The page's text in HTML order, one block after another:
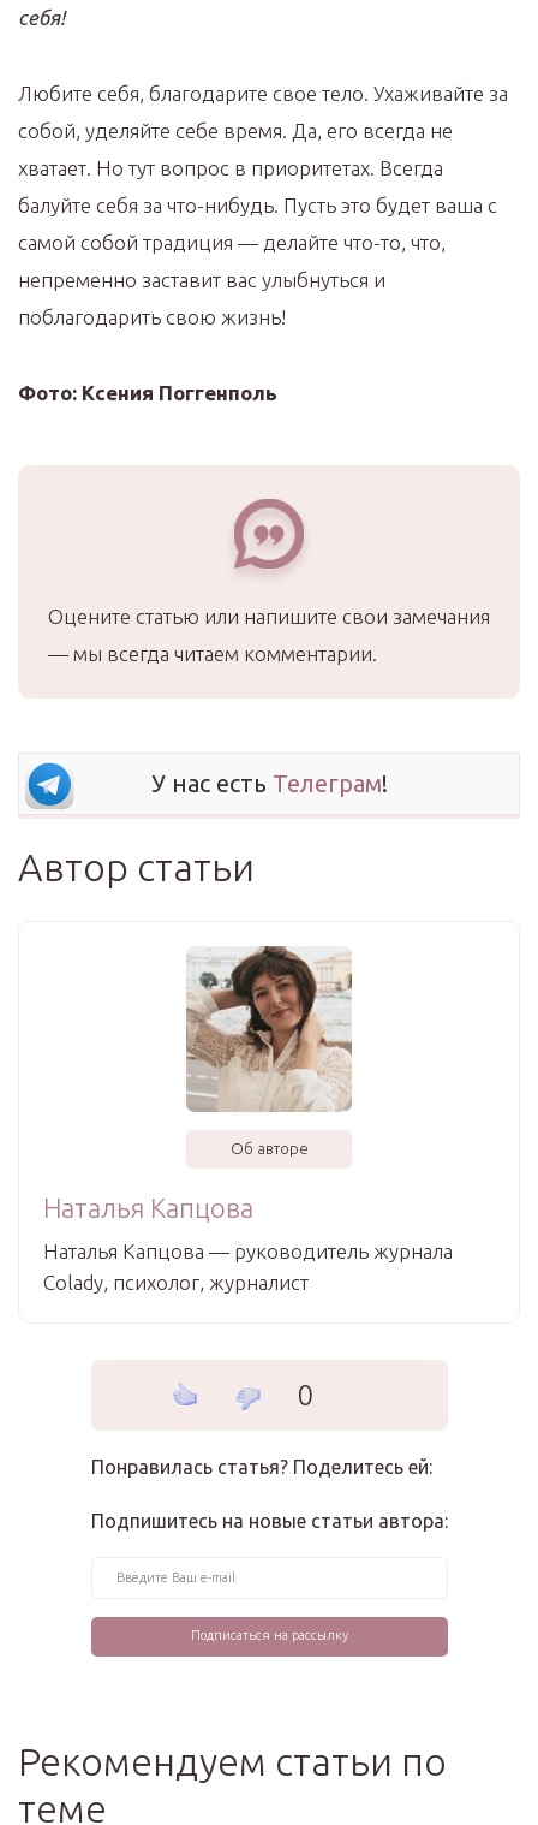
себя!
Любите себя, благодарите свое тело. Ухаживайте за
собой, уделяйте себе время. Да, его всегда не
хватает. Но тут вопрос в приоритетах. Всегда
балуйте себя за что-нибудь. Пусть это будет ваша с
самой собой традиция — делайте что-то, что,
непременно заставит вас улыбнуться и
поблагодарить свою жизнь!
Фото: Ксения Поггенполь
Оцените статью или напишите свои замечания
— мы всегда читаем комментарии.
У нас есть Телеграм!
Автор статьи
Об авторе
Наталья Капцова
Наталья Капцова — руководитель журнала
Colady, психолог, журналист
0
Понравилась статья? Поделитесь ей:
Подпишитесь на новые статьи автора:
Рекомендуем статьи по
теме